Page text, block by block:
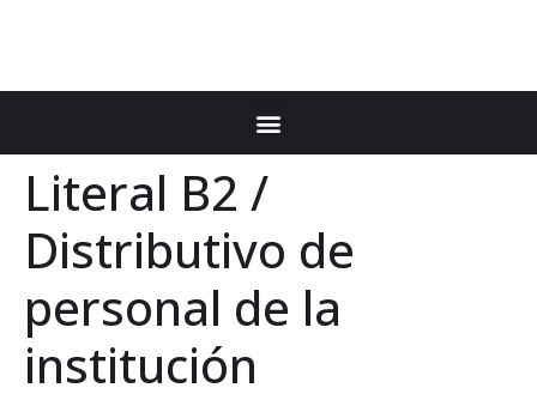
Literal B2 /
Distributivo de
personal de la
institución